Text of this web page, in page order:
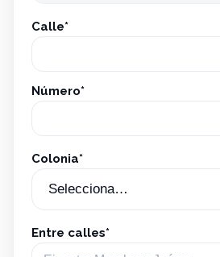
Calle*
Número*
Colonia*
Entre calles*